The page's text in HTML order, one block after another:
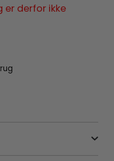
er derfor ikke